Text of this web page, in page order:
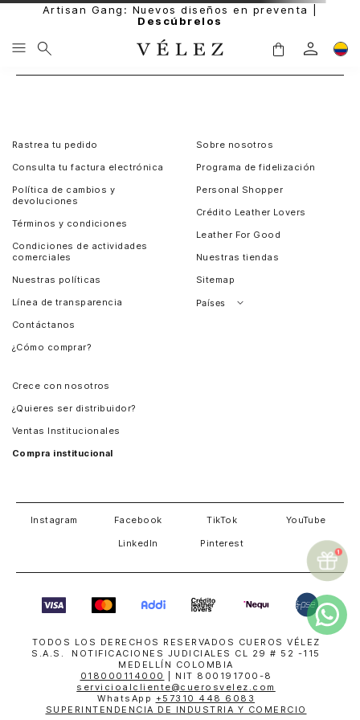
Artisan Gang: Nuevos diseños en preventa |
Descúbrelos
Rastrea tu pedido
Consulta tu factura electrónica
Política de cambios y
devoluciones
Términos y condiciones
Condiciones de actividades
comerciales
Nuestras políticas
Línea de transparencia
Contáctanos
¿Cómo comprar?
Sobre nosotros
Programa de fidelización
Personal Shopper
Crédito Leather Lovers
Leather For Good
Nuestras tiendas
Sitemap
Países
Crece con nosotros
¿Quieres ser distribuidor?
Ventas Institucionales
Compra institucional
Instagram Facebook TikTok YouTube
LinkedIn Pinterest
TODOS LOS DERECHOS RESERVADOS CUEROS VÉLEZ
S.A.S. NOTIFICACIONES JUDICIALES CL 29 # 52 -115
MEDELLÍN COLOMBIA
018000114000
| NIT 800191700-8
servicioalcliente@cuerosvelez.com
WhatsApp +57310 448 6083
SUPERINTENDENCIA DE INDUSTRIA Y COMERCIO